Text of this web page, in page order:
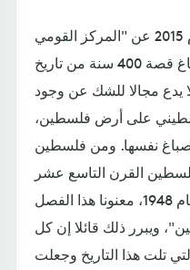
صدر الكتاب مترجما عام 2015 عن "المركز القومي
للترجمة"، ويروي فيه صباغ قصة 400 سنة من تاريخ
يدع مجالا للشك عن وجود
على أرض فلسطين،
نفسها. ومن فلسطين
القرن التاسع عشر
ويتوقف عند تاريخ النكبة عام 1948، معنونا هذا الفصل
ويبرر ذلك قائلا إن كل
تلت هذا التاريخ وجعلت